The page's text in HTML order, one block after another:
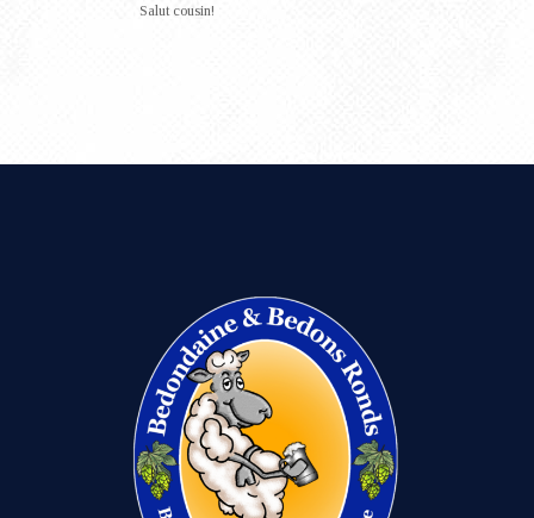
Salut cousin!